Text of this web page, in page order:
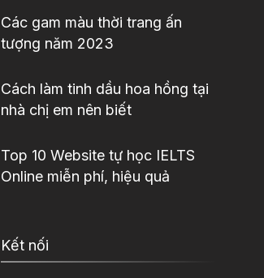
Các gam màu thời trang ấn
tượng năm 2023
Cách làm tinh dầu hoa hồng tại
nhà chị em nên biết
Top 10 Website tự học IELTS
Online miễn phí, hiệu quả
Kết nối